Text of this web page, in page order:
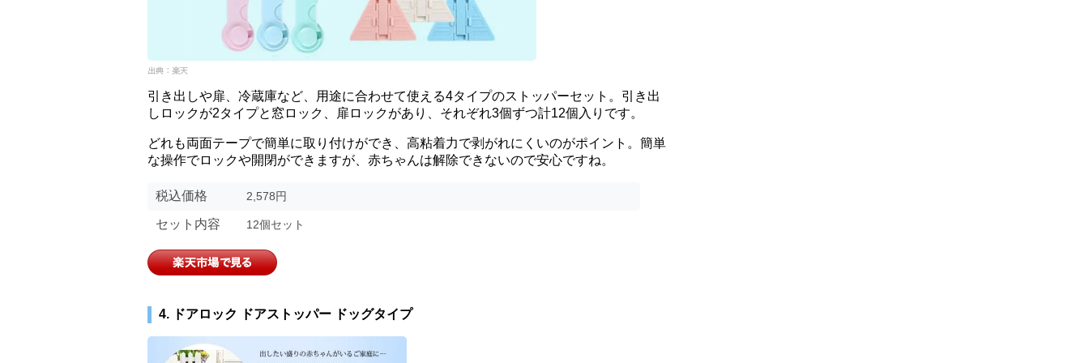
引き出しや扉、冷蔵庫など、用途に合わせて使える4タイプのストッパーセット。引き出
しロックが2タイプと窓ロック、扉ロックがあり、それぞれ3個ずつ計12個入りです。
どれも両面テープで簡単に取り付けができ、高粘着力で剥がれにくいのがポイント。簡単
な操作でロックや開閉ができますが、赤ちゃんは解除できないので安心ですね。
税込価格 2,578円
セット内容 12個セット
4. ドアロック ドアストッパー ドッグタイプ